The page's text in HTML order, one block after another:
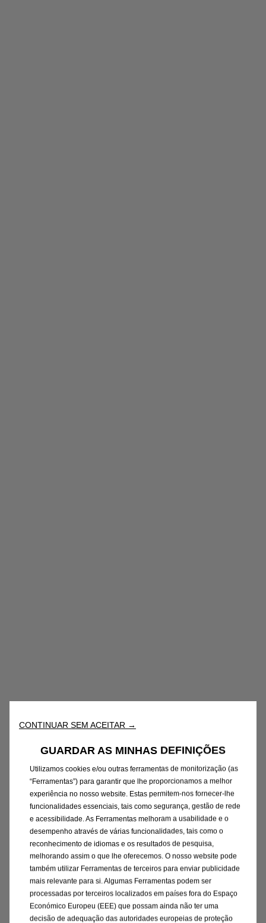
CONTINUAR SEM ACEITAR →
GUARDAR AS MINHAS DEFINIÇÕES
Utilizamos cookies e/ou outras ferramentas de monitorização (as
“Ferramentas”) para garantir que lhe proporcionamos a melhor
experiência no nosso website. Estas permitem-nos fornecer-lhe
funcionalidades essenciais, tais como segurança, gestão de rede
e acessibilidade. As Ferramentas melhoram a usabilidade e o
desempenho através de várias funcionalidades, tais como o
reconhecimento de idiomas e os resultados de pesquisa,
melhorando assim o que lhe oferecemos. O nosso website pode
também utilizar Ferramentas de terceiros para enviar publicidade
mais relevante para si. Algumas Ferramentas podem ser
processadas por terceiros localizados em países fora do Espaço
Económico Europeu (EEE) que possam ainda não ter uma
decisão de adequação das autoridades europeias de proteção